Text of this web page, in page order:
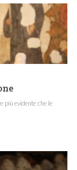
più evidente che le